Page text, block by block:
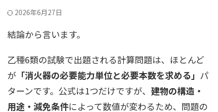
2026年6月27日
結論から言います。
乙種6類の試験で出題される計算問題は、ほとんど
が 「消火器の必要能力単位と必要本数を求める」 パ
ターンです。公式は1つだけですが、 建物の構造・
用途・減免条件によって数値が変わるため、問題の